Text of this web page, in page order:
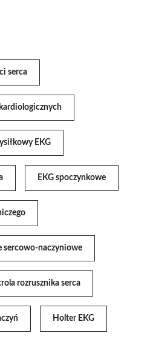
serca
EKG
EKG spoczynkowe
sercowo-naczyniowe
rozrusznika serca
Holter EKG